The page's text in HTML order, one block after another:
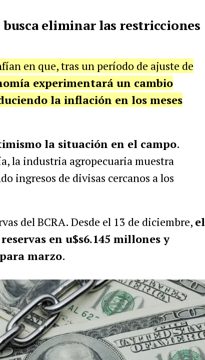
eliminar las restricciones
en que, tras un período de ajuste de
experimentará un cambio
la inflación en los meses
la situación en el campo.
la industria agropecuaria muestra
ingresos de divisas cercanos a los
del BCRA. Desde el 13 de diciembre, el
en u$s6.145 millonesy
marzo.